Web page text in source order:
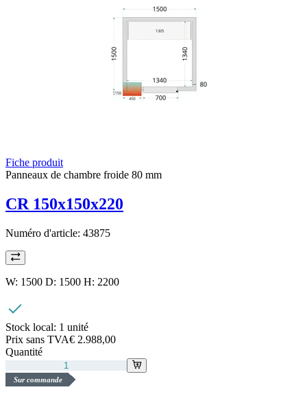
Fiche produit
Panneaux de chambre froide 80 mm
CR 150x150x220
Numéro d'article: 43875
W: 1500 D: 1500 H: 2200
Stock local: 1 unité
Prix sans TVA€ 2.988,00
Quantité
Sur commande